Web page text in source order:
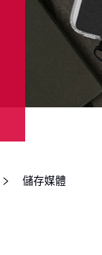
儲存媒體